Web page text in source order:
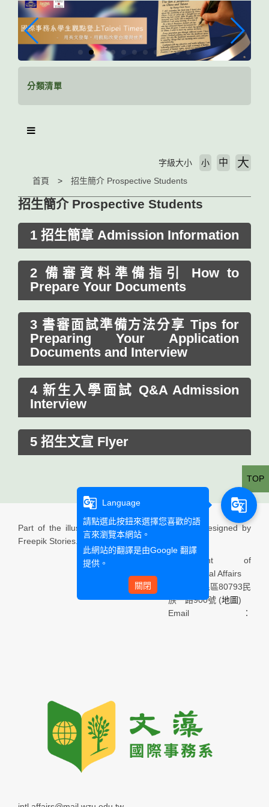
分類清單
首頁 招生簡介 Prospective Students
字級大小 小 中 大
招生簡介 Prospective Students
1 招生簡章 Admission Information
2 備審資料準備指引 How to
Prepare Your Documents
3 書審面試準備方法分享 Tips for
Preparing Your Application
Documents and Interview
4 新生入學面試 Q&A Admission
Interview
5 招生文宣 Flyer
Part of the illustration used in this website is designed by
Freepik Stories.
Department of
International Affairs
高雄市三民區80793民
族一路900號 (地圖)
Email：
TOP
g_translate
Language
請點選此按鈕來選擇您喜歡的語
言來瀏覽本網站。
此網站的翻譯是由Google 翻譯
提供。
關閉
g_translate